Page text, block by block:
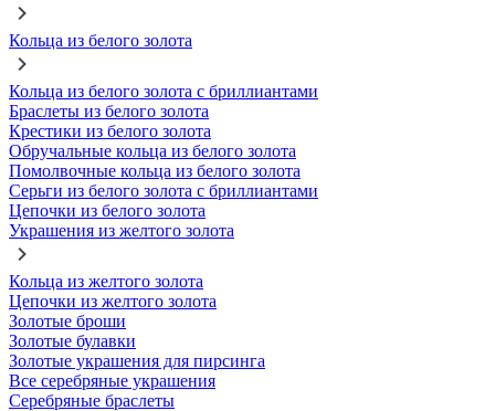
Кольца из белого золота
Кольца из белого золота с бриллиантами
Браслеты из белого золота
Крестики из белого золота
Обручальные кольца из белого золота
Помолвочные кольца из белого золота
Серьги из белого золота с бриллиантами
Цепочки из белого золота
Украшения из желтого золота
Кольца из желтого золота
Цепочки из желтого золота
Золотые броши
Золотые булавки
Золотые украшения для пирсинга
Все серебряные украшения
Серебряные браслеты